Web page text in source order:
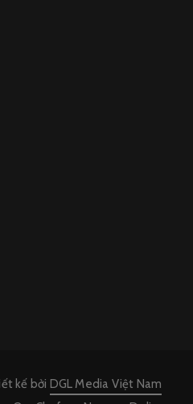
kế bởi DGL Media Việt Nam